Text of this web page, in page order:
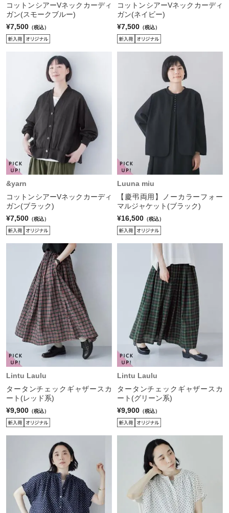
コットンシアーVネックカーディ
ガン(スモークブルー)
¥7,500 （税込）
コットンシアーVネックカーディ
ガン(ネイビー)
¥7,500 （税込）
&yarn
コットンシアーVネックカーディ
ガン(ブラック)
¥7,500 （税込）
Luuna miu
【慶弔両用】ノーカラーフォー
マルジャケット(ブラック)
¥16,500 （税込）
Lintu Laulu
タータンチェックギャザースカ
ート(レッド系)
¥9,900 （税込）
Lintu Laulu
タータンチェックギャザースカ
ート(グリーン系)
¥9,900 （税込）